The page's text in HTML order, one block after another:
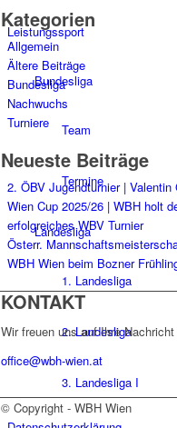
Leistungssport
Bundesliga
Team
Termine
Landesliga
1. Landesliga
2. Landesliga
3. Landesliga I
Kategorien
Allgemein
Ältere Beiträge
Bundesliga
Nachwuchs
Turniere
Neueste Beiträge
2. ÖBV Jugendturnier |
Wien Cup 2025/26 | WBH holt
erfolgreiches WBV Turnier
Österr.
WBH Wien beim Bozner
KONTAKT
Wir freuen uns auf Ihre
office@wbh-wien.at
© Copyright - WBH Wien